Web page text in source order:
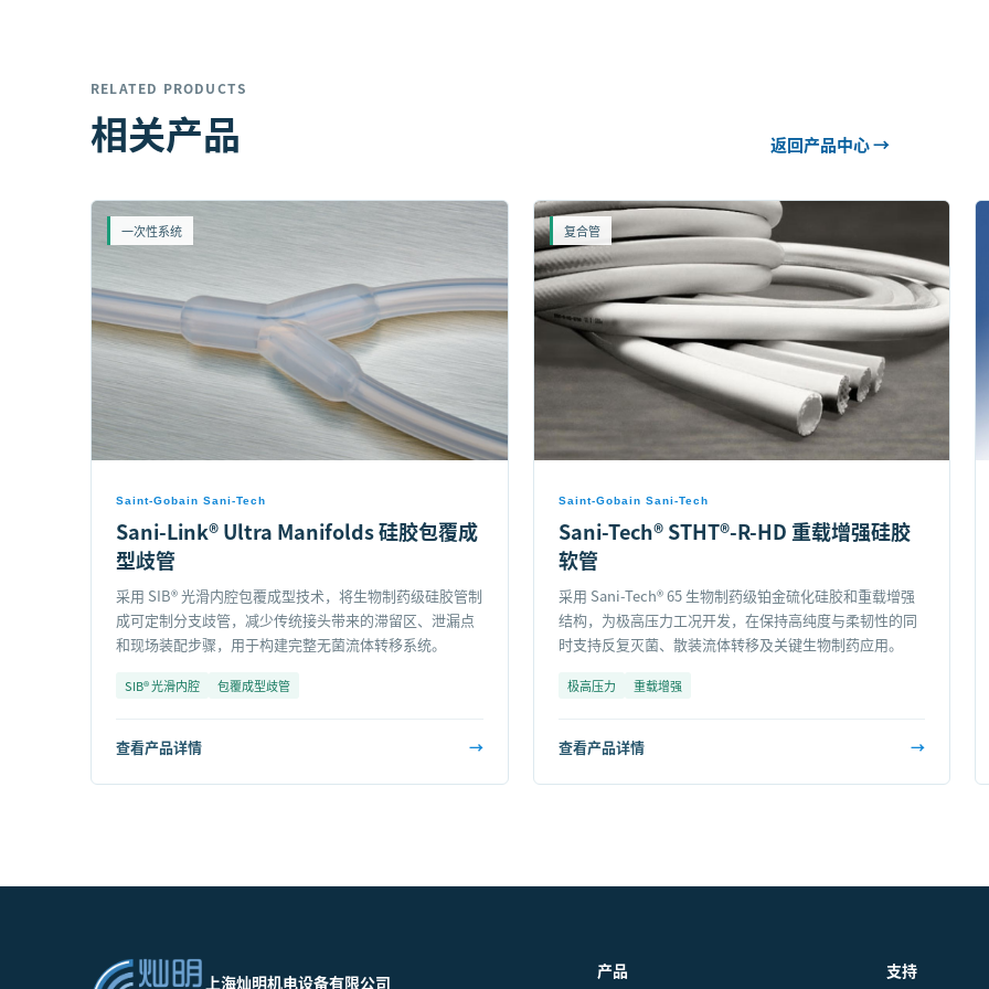
RELATED PRODUCTS
相关产品 返回产品中心 →
一次性系统
Saint-Gobain Sani-Tech
Sani-Link® Ultra Manifolds 硅胶包覆成
型歧管
采用 SIB® 光滑内腔包覆成型技术，将生物制药级硅胶管制
成可定制分支歧管，减少传统接头带来的滞留区、泄漏点
和现场装配步骤，用于构建完整无菌流体转移系统。
SIB® 光滑内腔 包覆成型歧管
查看产品详情 →
复合管
Saint-Gobain Sani-Tech
Sani-Tech® STHT®-R-HD 重载增强硅胶
软管
采用 Sani-Tech® 65 生物制药级铂金硫化硅胶和重载增强
结构，为极高压力工况开发，在保持高纯度与柔韧性的同
时支持反复灭菌、散装流体转移及关键生物制药应用。
极高压力 重载增强
查看产品详情 →
上海灿明机电设备有限公司
产品 支持